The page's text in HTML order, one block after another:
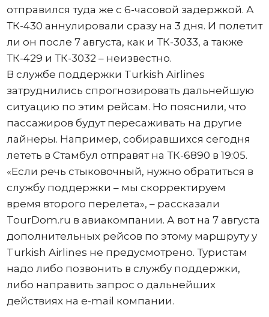
отправился туда же с 6-часовой задержкой. А
ТК-430 аннулировали сразу на 3 дня. И полетит
ли он после 7 августа, как и ТК-3033, а также
ТК-429 и ТК-3032 – неизвестно.
В службе поддержки Turkish Airlines
затруднились спрогнозировать дальнейшую
ситуацию по этим рейсам. Но пояснили, что
пассажиров будут пересаживать на другие
лайнеры. Например, собиравшихся сегодня
лететь в Стамбул отправят на ТК-6890 в 19:05.
«Если речь стыковочный, нужно обратиться в
службу поддержки – мы скорректируем
время второго перелета», – рассказали
TourDоm.ru в авиакомпании. А вот на 7 августа
дополнительных рейсов по этому маршруту у
Turkish Airlines не предусмотрено. Туристам
надо либо позвонить в службу поддержки,
либо направить запрос о дальнейших
действиях на e-mail компании.